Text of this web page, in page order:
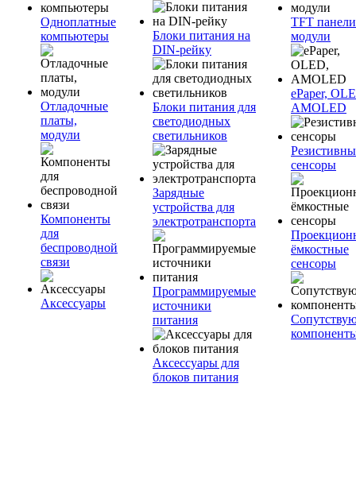
Одноплатные
компьютеры
Отладочные
платы,
модули
Компоненты
для
беспроводной
связи
Аксессуары
Блоки питания на
DIN-рейку
Блоки питания для
светодиодных
светильников
Зарядные
устройства для
электротранспорта
Программируемые
источники
питания
Аксессуары для
блоков питания
TFT
модули
ePaper,
AMOLED
сенсоры
ёмкостные
сенсоры